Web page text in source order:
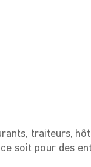
traiteurs,
soit pour des